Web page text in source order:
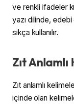
ve renkli ifadeler
yazı dilinde,
sıkça kullanılır.
Zıt
Zıt anlamlı
içinde olan